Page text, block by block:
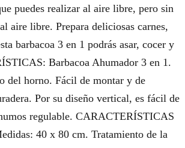
puedes realizar al aire libre, pero sin
aire libre. Prepara deliciosas carnes,
barbacoa 3 en 1 podrás asar, cocer y
Barbacoa Ahumador 3 en 1.
del horno. Fácil de montar y de
Por su diseño vertical, es fácil de
regulable. CARACTERÍSTICAS
40 x 80 cm. Tratamiento de la